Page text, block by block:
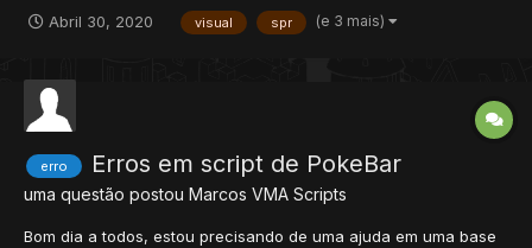
Abril 30, 2020 visual spr (e 3 mais)
erro Erros em script de PokeBar
uma questão postou Marcos VMA Scripts
Bom dia a todos, estou precisando de uma ajuda em uma base